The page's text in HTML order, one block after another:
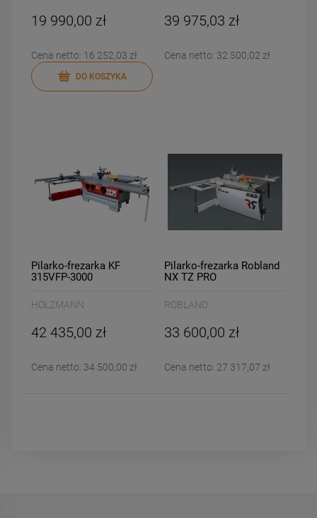
19 990,00 zł
Cena netto: 16 252,03 zł
DO KOSZYKA
39 975,03 zł
Cena netto: 32 500,02 zł
Pilarko-frezarka KF
315VFP-3000
HOLZMANN
42 435,00 zł
Cena netto: 34 500,00 zł
Pilarko-frezarka Robland
NX TZ PRO
ROBLAND
33 600,00 zł
Cena netto: 27 317,07 zł